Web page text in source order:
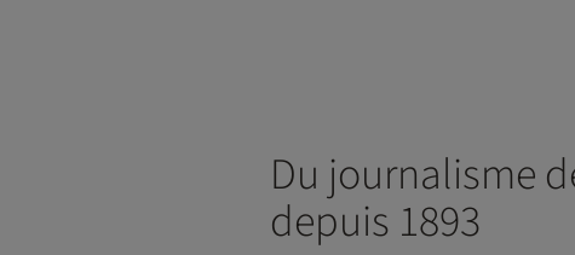
Du journalisme
depuis 1893